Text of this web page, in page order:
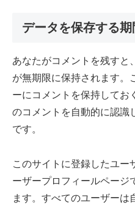
データを保存する期
あなたがコメントを残すと
が無期限に保持されます。
ーにコメントを保持してお
のコメントを自動的に認識
です。
このサイトに登録したユー
ーザープロフィールページ
ます。すべてのユーザーは